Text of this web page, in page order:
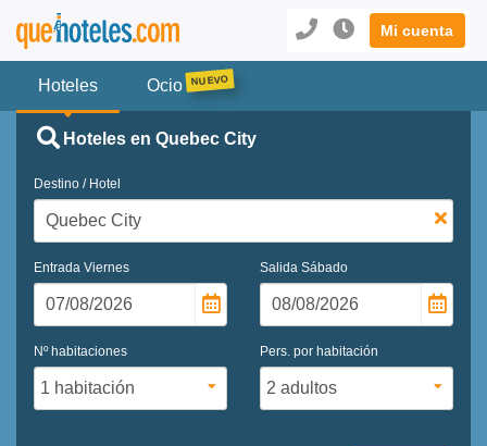
Mi cuenta
Hoteles Ocio
Hoteles en Quebec City
Destino / Hotel
Entrada Viernes Salida Sábado
Nº habitaciones Pers. por habitación